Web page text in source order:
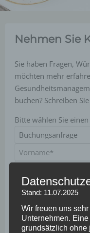
Nehmen Sie
Sie haben Fragen,
möchten mehr
buchen? Schreiben
Bitte wählen Sie
Stand: 11.07.2025
Wir freuen uns
Unternehmen.
grundsätzlich ohne